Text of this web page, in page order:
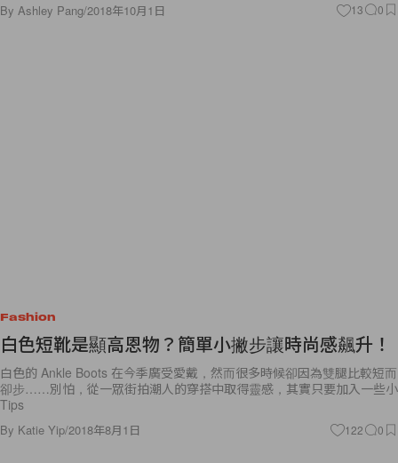
By Ashley Pang/2018年10月1日 13 0
Fashion
白色短靴是顯高恩物？簡單小撇步讓時尚感飆升！
白色的 Ankle Boots 在今季廣受愛戴，然而很多時候卻因為雙腿比較短而
卻步……別怕，從一眾街拍潮人的穿搭中取得靈感，其實只要加入一些小
Tips
By Katie Yip/2018年8月1日 122 0